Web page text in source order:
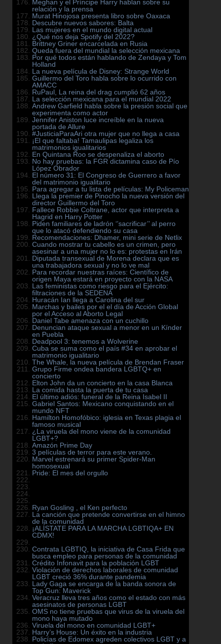
Meghan y el Príncipe Harry hablan sobre su
relación y la prensa
Murat Hinojosa presenta libro sobre Oaxaca
Descubre nuevos sabores: Balta
Las mujeres en el mundo digital actual
¿Qué nos deja Spotify del 2022?
Brittney Griner encarcelada en Rusia
Queda fuera del mundial la selección mexicana
Por qué todos están hablando de Zendaya y Tom
Holland
La nueva película de Disney: Strange World
Guillermo del Toro habla sobre lo ocurrido con
AMACC
RuPaul, La reina del drag cumplió 62 años
La selección mexicana para el mundial 2022
Andrew Garfield habla sobre la presión social que
experimenta como actor
Jennifer Aniston luce increíble en la nueva
portada de Allure
#JusticiaParaAri otra mujer que no llega a casa
¡El que faltaba! Tamaulipas legaliza los
matrimonios igualitarios
En Quintana Roo se despenaliza el aborto
No hay pruebas: la FGR dictamina caso de Pío
López Obrador
El número 31: El Congreso de Guerrero a favor
del matrimonio igualitario
Para agregar a tu lista de películas: My Policeman
Llega la premier de Pinocho la nueva versión del
director Guillermo del Toro
Fallece Robbie Coltrane, actor que interpreta a
Hagrid en Harry Potter
Piden familiares de ladrón ‘’sacrificar’’ al perro
que lo atacó defendiendo su casa
Recomendaciones: Dhamer, mini serie de Netlix
Cuando mostrar tu cabello es un crimen, pero
asesinar a una mujer no lo es: protestas en Irán
Diputada transexual de Morena declara que es
una trabajadora sexual y no lo ve mal
Para recordar nuestras raíces: Científico de
origen Maya estará en proyecto con la NASA
Las feministas como riesgo para el Ejército:
filtraciones de la SEDENA
Huracán Ian llega a Carolina del sur
Marchas y bailes por el el día de Acción Global
por el Acceso al Aborto Legal
Daniel Tabe amenaza con un cuchillo
Denuncian ataque sexual a menor en un Kínder
en Puebla
Deadpool 3: tenemos a Wolverine
Cuba se suma como el país #34 en aprobar el
matrimonio igualitario
The Whale, la nueva película de Brendan Fraser
Grupo Firme ondea bandera LGBTQ+ en
concierto
Elton John da un concierto en la casa Blanca
La comida hasta la puerta de tu casa
El último adiós: funeral de la Reina Isabel II
Gabriel Santos: Mexicano conquistando en el
mundo NFT
Hamilton Homofóbico: iglesia en Texas plagia el
famoso musical
¿La viruela del mono viene de la comunidad
LGBT+?
Amazón Prime Day
3 películas de terror para este verano.
Marvel estrenará su primer Spider-Man
homosexual
Pride: El mes del orgullo
Ryan Gosling , el Ken perfecto
La canción que pretende convertirse en el himno
de la comunidad
¡ALÍSTATE PARA LA MARCHA LGBTIQA+ EN
CDMX!
Contrata LGBTIQ, la iniciativa de Casa Frida que
busca empleo para personas de la comunidad
Crédito Infonavit para la población LGBT
Violación de derechos laborales de comunidad
LGBT creció 36% durante pandemia
Lady Gaga se encarga de la banda sonora de
Top Gun: Maverick
Veracruz lleva tres años como el estado con más
asesinatos de personas LGBT
OMS no tiene pruebas que virus de la viruela del
mono haya mutado
Viruela del mono en comunidad LGBT+
Harry’s House: Un éxito en la industria
Policías de Edomex agreden colectivos LGBT y a